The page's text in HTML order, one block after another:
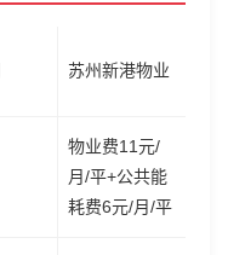
苏州新港物业
物业费11元/
月/平+公共能
耗费6元/月/平